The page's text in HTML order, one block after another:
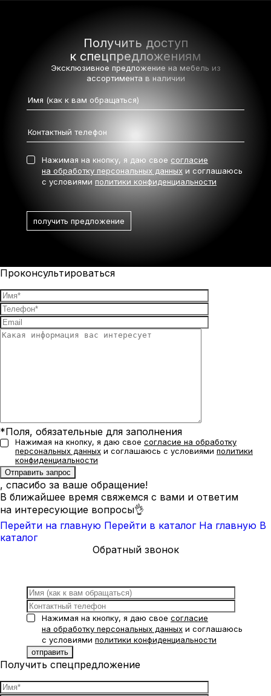
Получить доступ
к спецпредложениям
Эксклюзивное предложение на мебель из
ассортимента в наличии
Нажимая на кнопку, я даю свое согласие
на обработку персональных данных и соглашаюсь
с условиями политики конфиденциальности
Проконсультироваться
*Поля, обязательные для заполнения
Нажимая на кнопку, я даю свое согласие на обработку
персональных данных и соглашаюсь с условиями политики
конфиденциальности
, спасибо за ваше обращение!
В ближайшее время свяжемся с вами и ответим
на интересующие вопросы👌
Перейти на главную Перейти в каталог На главную В
каталог
Обратный звонок
Нажимая на кнопку, я даю свое согласие
на обработку персональных данных и соглашаюсь
с условиями политики конфиденциальности
Получить спецпредложение